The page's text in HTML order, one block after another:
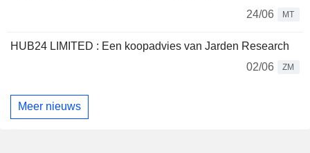
24/06
MT
HUB24 LIMITED : Een koopadvies van Jarden Research
02/06
ZM
Meer nieuws